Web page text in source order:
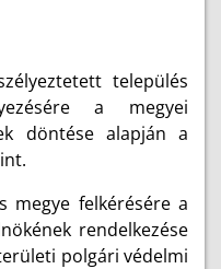
település
a megyei
döntése alapján a
megye felkérésére a
rendelkezése
polgári védelmi